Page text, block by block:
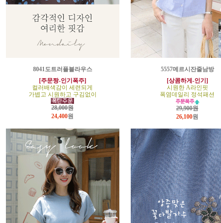
8041도트러플블라우스
[주문짱-인기폭주]
컬러배색감이 세련되게
가볍고 시원하고 구김없이
28,000원
24,400원
5557메르시잔줄남방
[상콤하게-인기]
시원한 A라인핏
폭염데일리 정석패션
29,900원
26,100원